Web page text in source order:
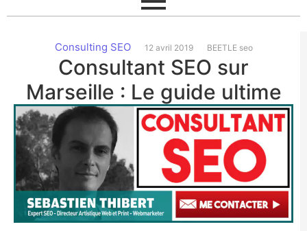
Consulting SEO 12 avril 2019 BEETLE seo
Consultant SEO sur
Marseille : Le guide ultime